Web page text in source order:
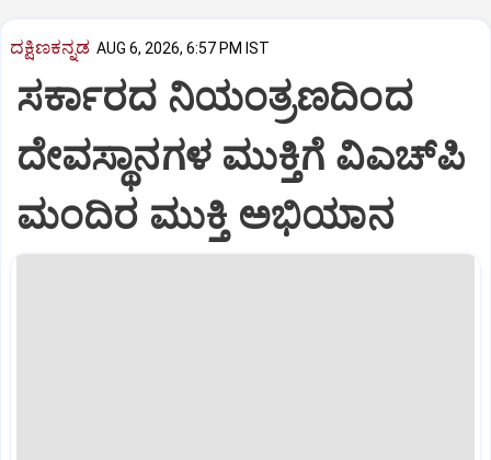
ದಕ್ಷಿಣಕನ್ನಡ AUG 6, 2026, 6:57 PM IST
ಸರ್ಕಾರದ ನಿಯಂತ್ರಣದಿಂದ
ದೇವಸ್ಥಾನಗಳ ಮುಕ್ತಿಗೆ ವಿಎಚ್‌ಪಿ
ಮಂದಿರ ಮುಕ್ತಿ ಅಭಿಯಾನ